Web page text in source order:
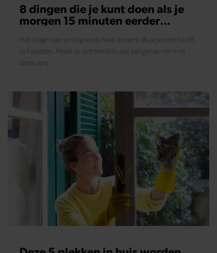
8 dingen die je kunt doen als je
morgen 15 minuten eerder
Het begin van je dag voelt heel anders als je je niet hoeft
te haasten. Maak je ochtendritueel aangenamer met
deze tips.